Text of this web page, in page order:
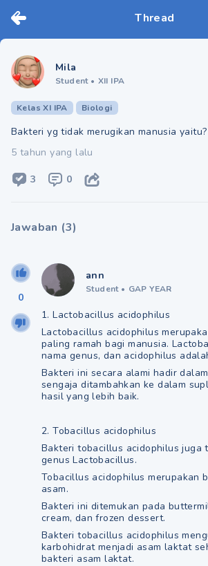
Thread
Mila
Student • XII IPA
Kelas XI IPA Biologi
Bakteri yg tidak merugikan manusia yaitu?
5 tahun yang lalu
3 0
Jawaban (3)
0
ann
Student • GAP YEAR
1. Lactobacillus acidophilus
Lactobacillus acidophilus
paling ramah bagi manusia.
nama genus, dan acidophilus
Bakteri ini secara alami hadir
sengaja ditambahkan ke dalam
hasil yang lebih baik.
2. Tobacillus acidophilus
Bakteri tobacillus acidophilus juga
genus Lactobacillus.
Tobacillus acidophilus merupakan
asam.
Bakteri ini ditemukan pada
cream, dan frozen dessert.
Bakteri tobacillus acidophilus
karbohidrat menjadi asam laktat
bakteri asam laktat.